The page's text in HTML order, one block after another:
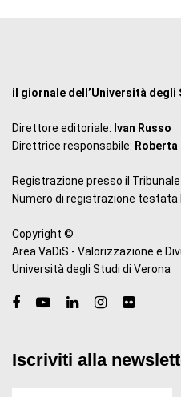
il giornale dell’Università degli
Direttore editoriale: Ivan Russo
Direttrice responsabile: Roberta
Registrazione presso il
Numero di registrazione testata
Copyright ©
Area VaDiS - Valorizzazione e
Università degli Studi di Verona
Iscriviti alla